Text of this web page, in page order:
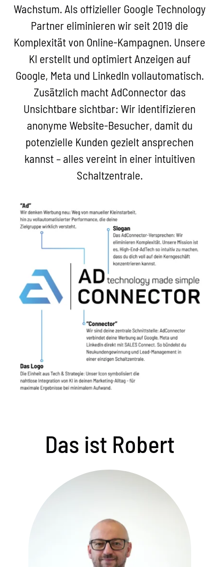
Wachstum. Als offizieller Google Technology
Partner eliminieren wir seit 2019 die
Komplexität von Online-Kampagnen. Unsere
KI erstellt und optimiert Anzeigen auf
Google, Meta und LinkedIn vollautomatisch.
Zusätzlich macht AdConnector das
Unsichtbare sichtbar: Wir identifizieren
anonyme Website-Besucher, damit du
potenzielle Kunden gezielt ansprechen
kannst – alles vereint in einer intuitiven
Schaltzentrale.
Das ist Robert